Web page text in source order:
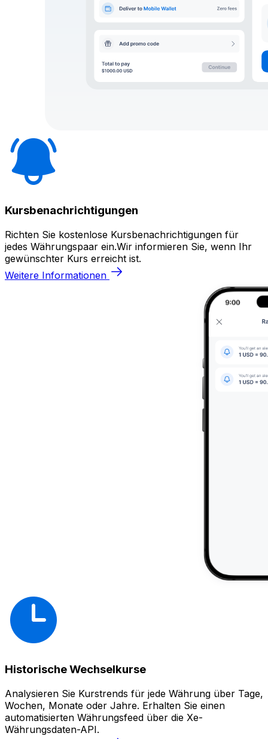
Kursbenachrichtigungen
Richten Sie kostenlose Kursbenachrichtigungen für
jedes Währungspaar ein.Wir informieren Sie, wenn Ihr
gewünschter Kurs erreicht ist.
Weitere Informationen
Historische Wechselkurse
Analysieren Sie Kurstrends für jede Währung über Tage,
Wochen, Monate oder Jahre. Erhalten Sie einen
automatisierten Währungsfeed über die Xe-
Währungsdaten-API.